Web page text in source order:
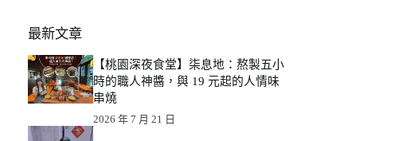
最新文章
【桃園深夜食堂】柒息地：熬製五小
時的職人神醬，與 19 元起的人情味
串燒
2026 年 7 月 21 日